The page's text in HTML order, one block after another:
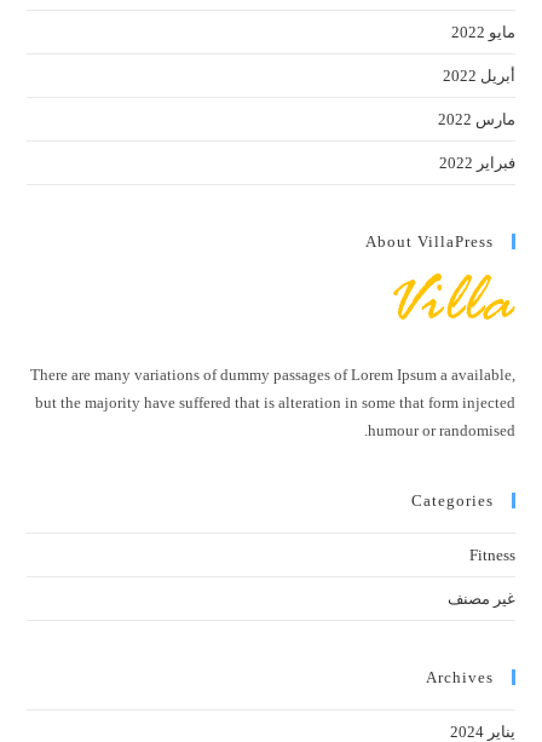
مايو 2022
أبريل 2022
مارس 2022
فبراير 2022
About VillaPress
There are many variations of dummy passages of Lorem Ipsum a available,
but the majority have suffered that is alteration in some that form injected
humour or randomised.
Categories
Fitness
غير مصنف
Archives
يناير 2024